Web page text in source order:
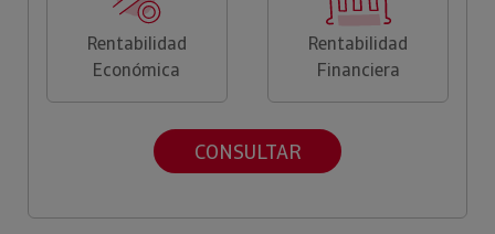
Rentabilidad
Económica
Rentabilidad
Financiera
CONSULTAR